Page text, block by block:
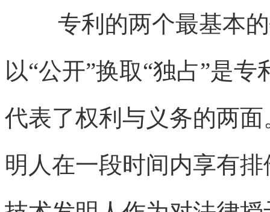
专利的两个最基本
以“公开”换取“独占”是
代表了权利与义务的两
明人在一段时间内享有